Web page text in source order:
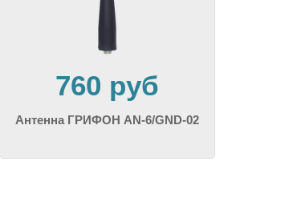
760 руб
Антенна ГРИФОН AN-6/GND-02